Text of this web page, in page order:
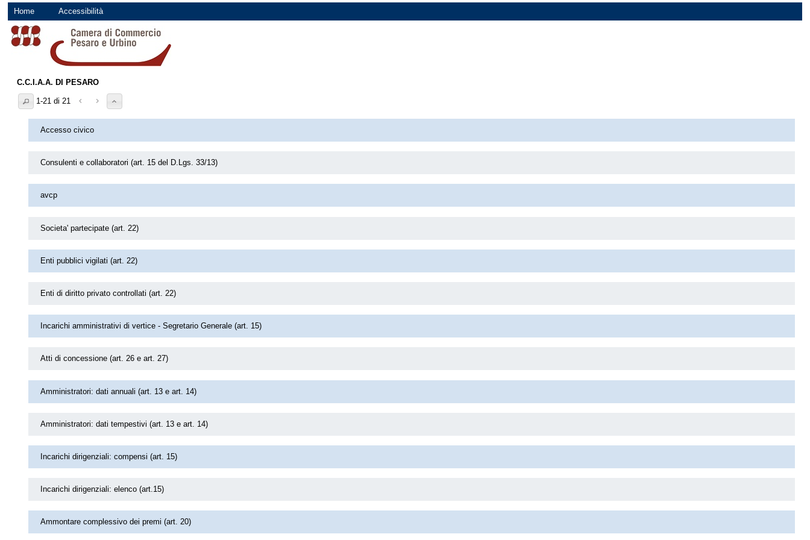
Home Accessibilità
C.C.I.A.A. DI PESARO
1-21 di 21
Accesso civico
Consulenti e collaboratori (art. 15 del D.Lgs. 33/13)
avcp
Societa' partecipate (art. 22)
Enti pubblici vigilati (art. 22)
Enti di diritto privato controllati (art. 22)
Incarichi amministrativi di vertice - Segretario Generale (art. 15)
Atti di concessione (art. 26 e art. 27)
Amministratori: dati annuali (art. 13 e art. 14)
Amministratori: dati tempestivi (art. 13 e art. 14)
Incarichi dirigenziali: compensi (art. 15)
Incarichi dirigenziali: elenco (art.15)
Ammontare complessivo dei premi (art. 20)